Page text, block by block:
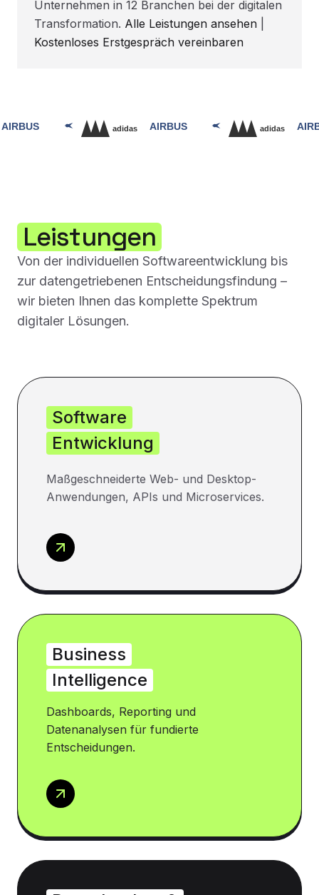
Unternehmen in 12 Branchen bei der digitalen
Transformation. Alle Leistungen ansehen
Kostenloses Erstgespräch vereinbaren
Leistungen
Von der individuellen Softwareentwicklung bis
zur datengetriebenen Entscheidungsfindung –
wir bieten Ihnen das komplette Spektrum
digitaler Lösungen.
Software
Entwicklung
Maßgeschneiderte Web- und Desktop-
Anwendungen, APIs und Microservices.
Business
Intelligence
Dashboards, Reporting und
Datenanalysen für fundierte
Entscheidungen.